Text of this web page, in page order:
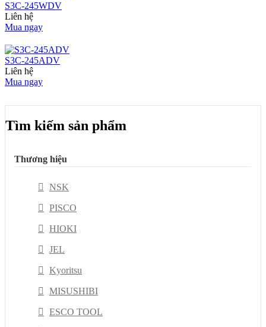
S3C-245WDV
Liên hệ
Mua ngay
S3C-245ADV
Liên hệ
Mua ngay
Tìm kiếm sản phẩm
Thương hiệu
NSK
PISCO
HIOKI
JEL
Kyoritsu
MISUSHIBI
ESCO TOOL